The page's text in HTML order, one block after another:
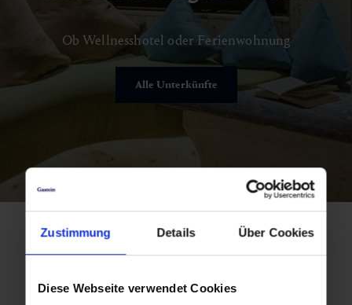
Zustimmung Details Über Cookies
Diese Webseite verwendet Cookies
Ob Wellnesshotel oder Ferienwohnung
Alle Unterkünfte